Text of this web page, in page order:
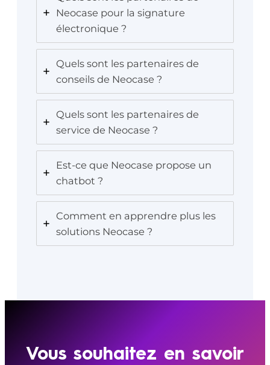
Neocase pour la signature
électronique ?
Quels sont les partenaires de
conseils de Neocase ?
Quels sont les partenaires de
service de Neocase ?
Est-ce que Neocase propose un
chatbot ?
Comment en apprendre plus les
solutions Neocase ?
Vous souhaitez en savoir